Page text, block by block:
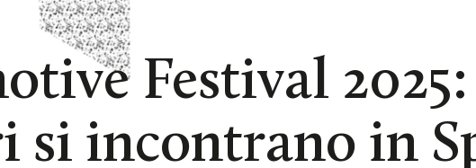
Festival 2025:
si incontrano in